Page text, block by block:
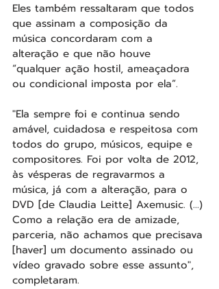
Eles também ressaltaram que todos
que assinam a composição da
música concordaram com a
alteração e que não houve
“qualquer ação hostil, ameaçadora
ou condicional imposta por ela”.
"Ela sempre foi e continua sendo
amável, cuidadosa e respeitosa com
todos do grupo, músicos, equipe e
compositores. Foi por volta de 2012,
às vésperas de regravarmos a
música, já com a alteração, para o
DVD [de Claudia Leitte] Axemusic. (…)
Como a relação era de amizade,
parceria, não achamos que precisava
[haver] um documento assinado ou
vídeo gravado sobre esse assunto",
completaram.